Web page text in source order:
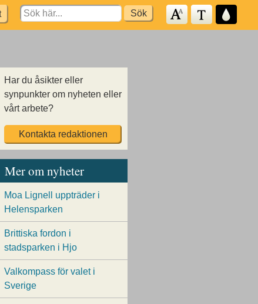
Search
for:
Har du åsikter eller
synpunkter om nyheten eller
vårt arbete?
Kontakta redaktionen
Mer om nyheter
Moa Lignell uppträder i
Helensparken
Brittiska fordon i
stadsparken i Hjo
Valkompass för valet i
Sverige